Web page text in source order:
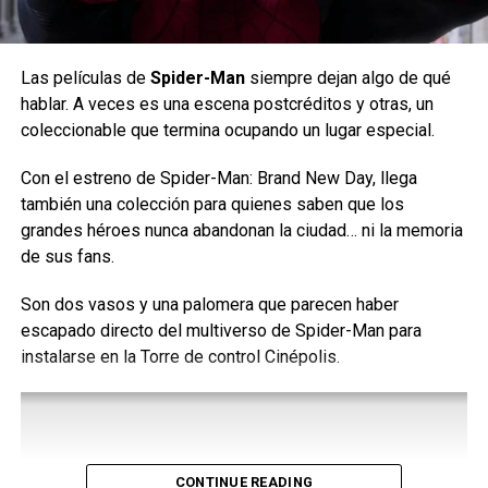
Otros Squishmallows
, inspirados en México, que puedes
conocer son:
Maritza, una hermosa cactus; Mipsy, la mística
representación del ajolote; Austin, el carismático
original de todos.
Las películas de Spider-Man siempre dejan algo de qué
hablar. A veces es una escena postcréditos y otras, un
coleccionable que termina ocupando un lugar especial.
Con el estreno de Spider-Man: Brand New Day, llega
también una colección para quienes saben que los
grandes héroes nunca abandonan la ciudad… ni la memoria
de sus fans.
Son dos vasos y una palomera que parecen haber
escapado directo del multiverso de Spider-Man para
instalarse en la Torre de control Cinépolis.
CONTINUE READING